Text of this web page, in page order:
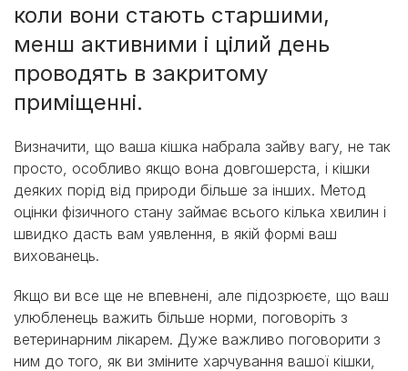
коли вони стають старшими,
менш активними і цілий день
проводять в закритому
приміщенні.
Визначити, що ваша кішка набрала зайву вагу, не так
просто, особливо якщо вона довгошерста, і кішки
деяких порід від природи більше за інших. Метод
оцінки фізичного стану займає всього кілька хвилин і
швидко дасть вам уявлення, в якій формі ваш
вихованець.
Якщо ви все ще не впевнені, але підозрюєте, що ваш
улюбленець важить більше норми, поговоріть з
ветеринарним лікарем. Дуже важливо поговорити з
ним до того, як ви зміните харчування вашої кішки,